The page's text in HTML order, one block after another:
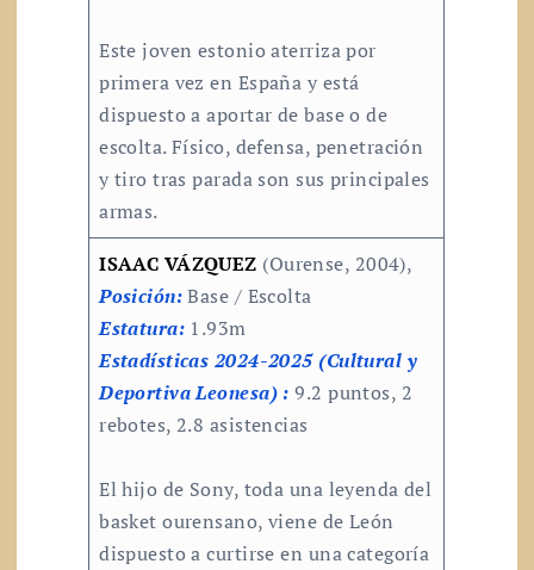
Este joven estonio aterriza por
primera vez en España y está
dispuesto a aportar de base o de
escolta. Físico, defensa, penetración
y tiro tras parada son sus principales
armas.
ISAAC VÁZQUEZ (Ourense, 2004),
Posición:Base / Escolta
Estatura: 1.93m
Estadísticas 2024-2025 (Cultural y
Deportiva Leonesa) : 9.2 puntos, 2
rebotes, 2.8 asistencias
El hijo de Sony, toda una leyenda del
basket ourensano, viene de León
dispuesto a curtirse en una categoría